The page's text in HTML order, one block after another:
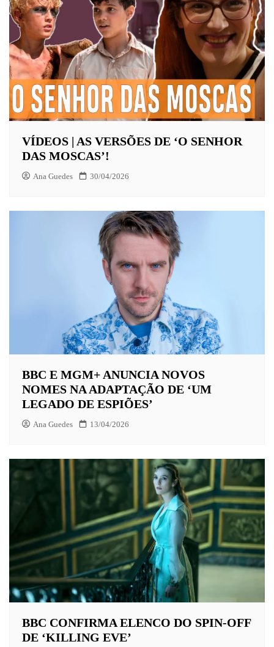
VÍDEOS | AS VERSÕES DE ‘O SENHOR
DAS MOSCAS’!
Ana Guedes 30/04/2026
BBC E MGM+ ANUNCIA NOVOS
NOMES NA ADAPTAÇÃO DE ‘UM
LEGADO DE ESPIÕES’
Ana Guedes 13/04/2026
BBC CONFIRMA ELENCO DO SPIN-OFF
DE ‘KILLING EVE’